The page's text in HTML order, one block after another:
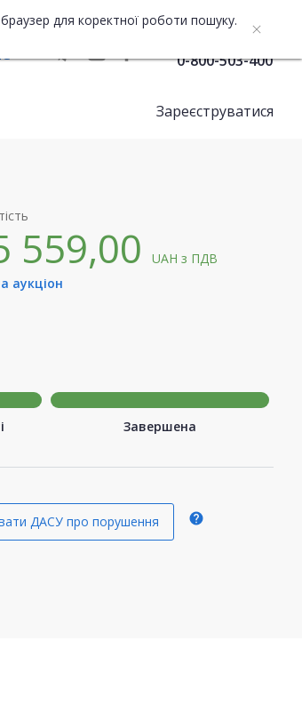
для коректної роботи пошуку.
0-800-503-400
Зареєструватися
559,00UAHз ПДВ
аукціон
Завершена
ДАСУ про порушення help